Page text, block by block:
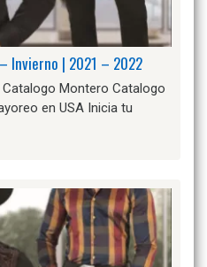
Invierno | 2021 – 2022
Montero Catalogo
en USA Inicia tu